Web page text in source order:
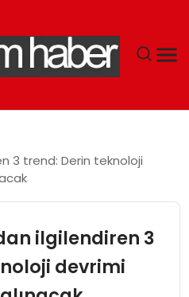
3 trend: Derin teknoloji
ilgilendiren 3
devrimi